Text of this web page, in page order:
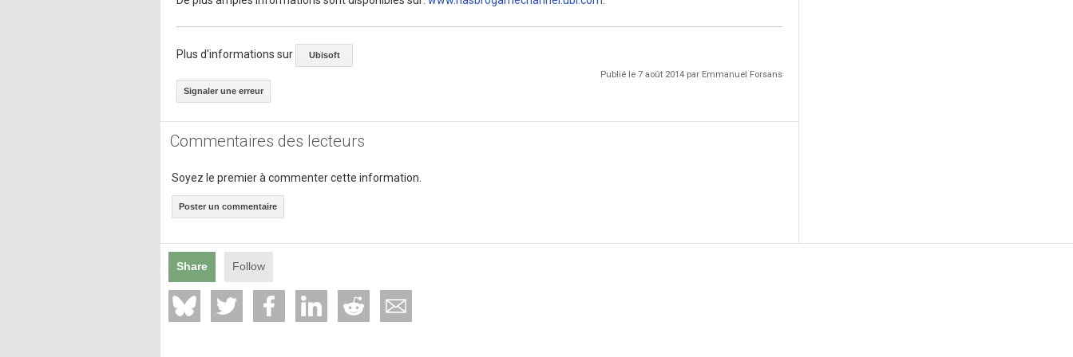
Plus d'informations sur Ubisoft
Publié le 7 août 2014 par Emmanuel Forsans
Signaler une erreur
Commentaires des lecteurs
Soyez le premier à commenter cette information.
Poster un commentaire
Share Follow